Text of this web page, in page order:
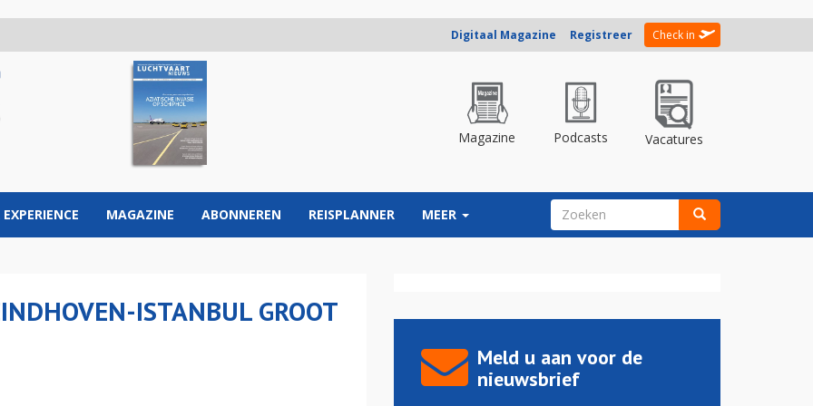
Digitaal Magazine Registreer Check in
Magazine Podcasts Vacatures
EXPERIENCE MAGAZINE ABONNEREN REISPLANNER MEER ZOEKVELD
ISTANBUL GROOT
Meld u aan voor de
nieuwsbrief